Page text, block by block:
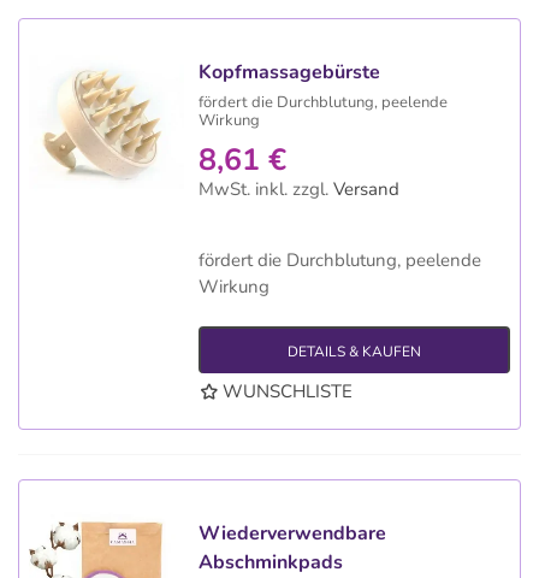
Kopfmassagebürste
fördert die Durchblutung, peelende
Wirkung
8,61 €
MwSt. inkl. zzgl. Versand
fördert die Durchblutung, peelende
Wirkung
DETAILS & KAUFEN
WUNSCHLISTE
Wiederverwendbare
Abschminkpads